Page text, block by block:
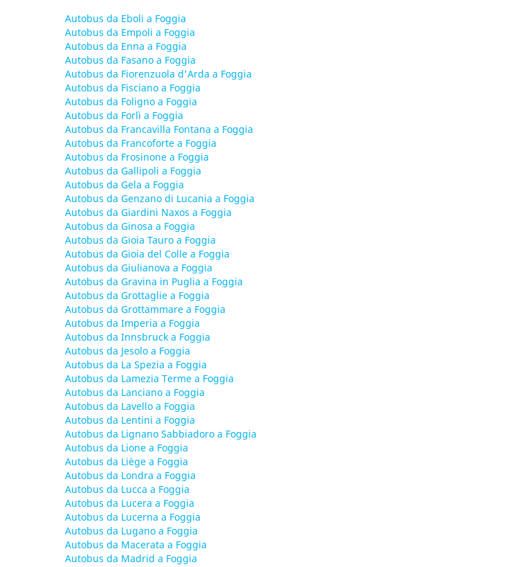
Autobus da Eboli a Foggia
Autobus da Empoli a Foggia
Autobus da Enna a Foggia
Autobus da Fasano a Foggia
Autobus da Fiorenzuola d'Arda a Foggia
Autobus da Fisciano a Foggia
Autobus da Foligno a Foggia
Autobus da Forlì a Foggia
Autobus da Francavilla Fontana a Foggia
Autobus da Francoforte a Foggia
Autobus da Frosinone a Foggia
Autobus da Gallipoli a Foggia
Autobus da Gela a Foggia
Autobus da Genzano di Lucania a Foggia
Autobus da Giardini Naxos a Foggia
Autobus da Ginosa a Foggia
Autobus da Gioia Tauro a Foggia
Autobus da Gioia del Colle a Foggia
Autobus da Giulianova a Foggia
Autobus da Gravina in Puglia a Foggia
Autobus da Grottaglie a Foggia
Autobus da Grottammare a Foggia
Autobus da Imperia a Foggia
Autobus da Innsbruck a Foggia
Autobus da Jesolo a Foggia
Autobus da La Spezia a Foggia
Autobus da Lamezia Terme a Foggia
Autobus da Lanciano a Foggia
Autobus da Lavello a Foggia
Autobus da Lentini a Foggia
Autobus da Lignano Sabbiadoro a Foggia
Autobus da Lione a Foggia
Autobus da Liège a Foggia
Autobus da Londra a Foggia
Autobus da Lucca a Foggia
Autobus da Lucera a Foggia
Autobus da Lucerna a Foggia
Autobus da Lugano a Foggia
Autobus da Macerata a Foggia
Autobus da Madrid a Foggia